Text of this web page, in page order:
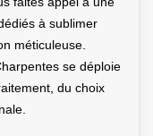
à sublimer
méticuleuse.
se déploie
du choix